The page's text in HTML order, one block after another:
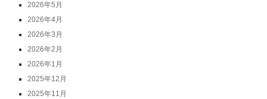
2026年5月
2026年4月
2026年3月
2026年2月
2026年1月
2025年12月
2025年11月